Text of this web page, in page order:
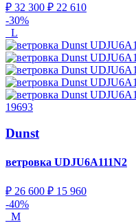
₽ 32 300 ₽ 22 610
-30%
L
19693
Dunst
ветровка UDJU6A111N2
₽ 26 600 ₽ 15 960
-40%
M